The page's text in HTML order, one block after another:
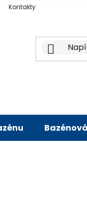
Kontakty